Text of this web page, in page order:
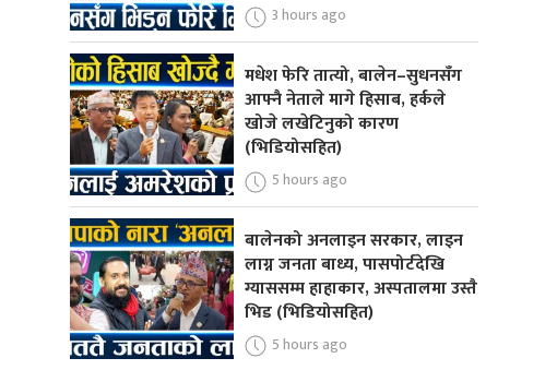
3 hours ago
मधेश फेरि तात्यो, बालेन–सुधनसँग
आफ्नै नेताले मागे हिसाब, हर्कले
खोजे लखेटिनुको कारण
(भिडियोसहित)
5 hours ago
बालेनको अनलाइन सरकार, लाइन
लाग्न जनता बाध्य, पासपोर्टदेखि
ग्याससम्म हाहाकार, अस्पतालमा उस्तै
भिड (भिडियोसहित)
5 hours ago